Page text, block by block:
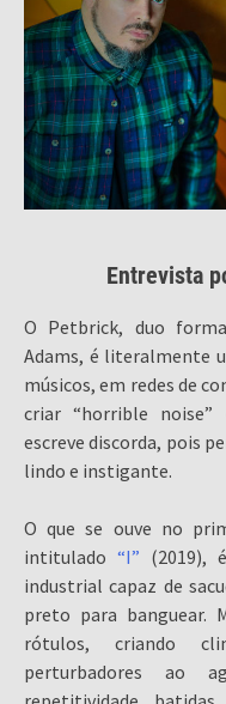
Entrevista
O Petbrick, duo
Adams, é literalmente
músicos, em redes de
criar “horrible noise”
escreve discorda, pois
lindo e instigante.
O que se ouve no
intitulado “I” (2019),
industrial capaz de
preto para banguear.
rótulos, criando
perturbadores ao